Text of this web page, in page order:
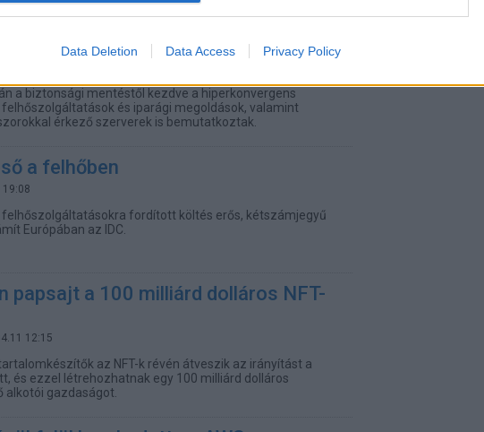
Data Deletion Data Access Privacy Policy
2022 - Privát felhő programozva
a biztonsági mentéstől kezdve a hiperkonvergens
és iparági megoldások, valamint
érkező szerverek is bemutatkoztak.
a felhőben
19:08
felhőszolgáltatásokra fordított költés erős, kétszámjegyű
Európában az IDC.
papsajt a 100 milliárd dolláros NFT-
12:15
az NFT-k révén átveszik az irányítást a
és ezzel létrehozhatnak egy 100 milliárd dolláros
alkotói gazdaságot.